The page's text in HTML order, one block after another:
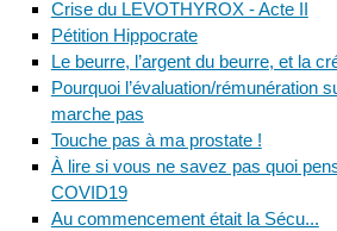
Crise du LEVOTHYROX - Acte II
Pétition Hippocrate
Le beurre, l’argent du beurre, et la
Pourquoi l’évaluation/rémunération
marche pas
Touche pas à ma prostate !
À lire si vous ne savez pas quoi
COVID19
Au commencement était la Sécu...